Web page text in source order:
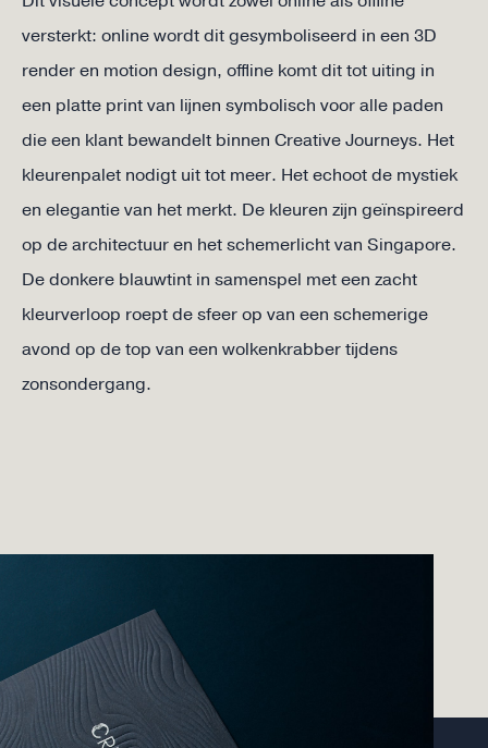
versterkt: online wordt dit gesymboliseerd in een 3D
render en motion design, offline komt dit tot uiting in
een platte print van lijnen symbolisch voor alle paden
die een klant bewandelt binnen Creative Journeys. Het
kleurenpalet nodigt uit tot meer. Het echoot de mystiek
en elegantie van het merkt. De kleuren zijn geïnspireerd
op de architectuur en het schemerlicht van Singapore.
De donkere blauwtint in samenspel met een zacht
kleurverloop roept de sfeer op van een schemerige
avond op de top van een wolkenkrabber tijdens
zonsondergang.